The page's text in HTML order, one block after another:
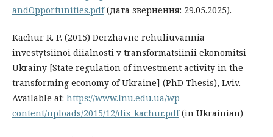
andOpportunities.pdf(дата звернення: 29.05.2025).
Kachur R. P. (2015) Derzhavne rehuliuvannia
investytsiinoi diialnosti v transformatsiinii ekonomitsi
Ukrainy [State regulation of investment activity in the
transforming economy of Ukraine] (PhD Thesis), Lviv.
Available at: https://www.lnu.edu.ua/wp-
content/uploads/2015/12/dis_kachur.pdf(in Ukrainian)